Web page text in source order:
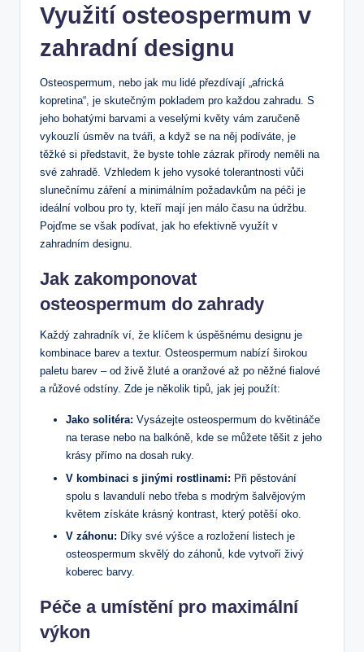
Využití osteospermum v
zahradní designu
Osteospermum, nebo jak mu lidé přezdívají „africká
kopretina“, je skutečným pokladem pro každou zahradu. S
jeho bohatými barvami a veselými květy vám zaručeně
vykouzlí úsměv na tváři, a když se na něj podíváte, je
těžké si představit, že byste tohle zázrak přírody neměli na
své zahradě. Vzhledem k jeho vysoké tolerantnosti vůči
slunečnímu záření a minimálním požadavkům na péči je
ideální volbou pro ty, kteří mají jen málo času na údržbu.
Pojďme se však podívat, jak ho efektivně využít v
zahradním designu.
Jak zakomponovat
osteospermum do zahrady
Každý zahradník ví, že klíčem k úspěšnému designu je
kombinace barev a textur. Osteospermum nabízí širokou
paletu barev – od živě žluté a oranžové až po něžné fialové
a růžové odstíny. Zde je několik tipů, jak jej použít:
Jako solitéra: Vysázejte osteospermum do květináče
na terase nebo na balkóně, kde se můžete těšit z jeho
krásy přímo na dosah ruky.
V kombinaci s jinými rostlinami: Při pěstování
spolu s lavandulí nebo třeba s modrým šalvějovým
květem získáte krásný kontrast, který potěší oko.
V záhonu: Díky své výšce a rozložení listech je
osteospermum skvělý do záhonů, kde vytvoří živý
koberec barvy.
Péče a umístění pro maximální
výkon